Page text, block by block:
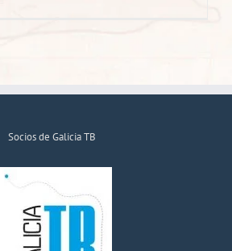
Socios de Galicia TB